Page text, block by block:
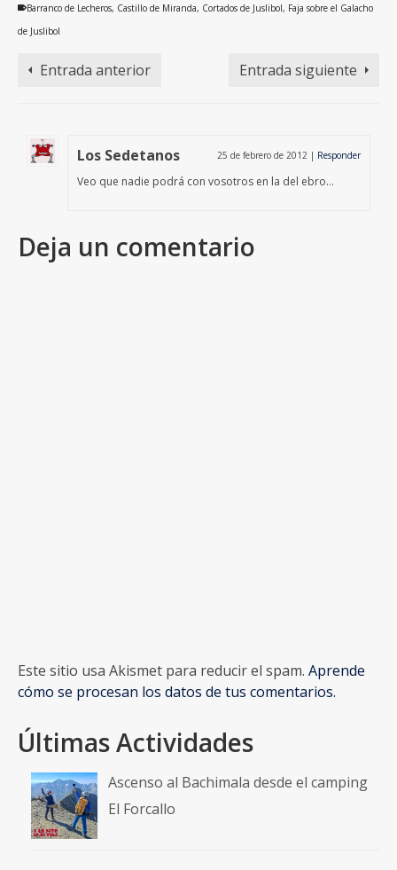
Barranco de Lecheros, Castillo de Miranda, Cortados de Juslibol, Faja sobre el Galacho
de Juslibol
Entrada anterior Entrada siguiente
Los Sedetanos 25 de febrero de 2012 | Responder
Veo que nadie podrá con vosotros en la del ebro…
Deja un comentario
Este sitio usa Akismet para reducir el spam. Aprende
cómo se procesan los datos de tus comentarios.
Últimas Actividades
Ascenso al Bachimala desde el camping
El Forcallo